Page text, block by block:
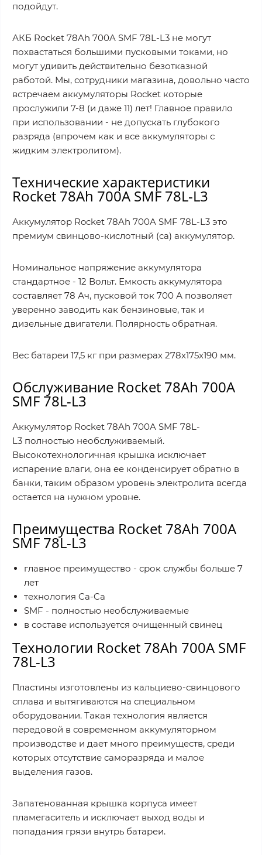
подойдут.
АКБ Rocket 78Ah 700A SMF 78L-L3 не могут
похвастаться большими пусковыми токами, но
могут удивить действительно безотказной
работой. Мы, сотрудники магазина, довольно часто
встречаем аккумуляторы Rocket которые
прослужили 7-8 (и даже 11) лет! Главное правило
при использовании - не допускать глубокого
разряда (впрочем как и все аккумуляторы с
жидким электролитом).
Технические характеристики
Rocket 78Ah 700A SMF 78L-L3
Аккумулятор Rocket 78Ah 700A SMF 78L-L3 это
премиум свинцово-кислотный (ca) аккумулятор.
Номинальное напряжение аккумулятора
стандартное - 12 Вольт. Емкость аккумулятора
составляет 78 Ач, пусковой ток 700 А позволяет
уверенно заводить как бензиновые, так и
дизельные двигатели. Полярность обратная.
Вес батареи 17,5 кг при размерах 278x175x190 мм.
Обслуживание Rocket 78Ah 700A
SMF 78L-L3
Аккумулятор Rocket 78Ah 700A SMF 78L-
L3 полностью необслуживаемый.
Высокотехнологичная крышка исключает
испарение влаги, она ее конденсирует обратно в
банки, таким образом уровень электролита всегда
остается на нужном уровне.
Преимущества Rocket 78Ah 700A
SMF 78L-L3
главное преимущество - срок службы больше 7
лет
технология Ca-Ca
SMF - полностью необслуживаемые
в составе используется очищенный свинец
Технологии Rocket 78Ah 700A SMF
78L-L3
Пластины изготовлены из кальциево-свинцового
сплава и вытягиваются на специальном
оборудовании. Такая технология является
передовой в современном аккумуляторном
производстве и дает много преимуществ, среди
которых отсутствие саморазряда и малое
выделения газов.
Запатенованная крышка корпуса имеет
пламегаситель и исключает выход воды и
попадания грязи внутрь батареи.